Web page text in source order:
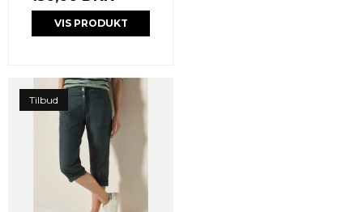
VIS PRODUKT
Tilbud